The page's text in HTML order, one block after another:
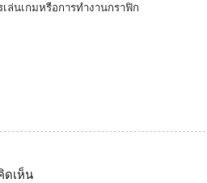
ล่นเกมหรือการทำงานกราฟิก
ดเห็น